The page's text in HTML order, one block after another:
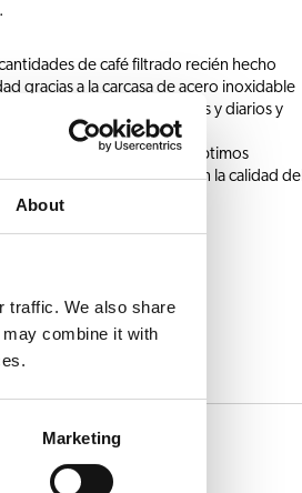
About
traffic. We also share
combine it with
Marketing
de café filtrado recién hecho
gracias a la carcasa de acero inoxidable
está listo", contadores totales y diarios y
dispositivos de seguridad óptimos
los contenedores vigilan la calidad del